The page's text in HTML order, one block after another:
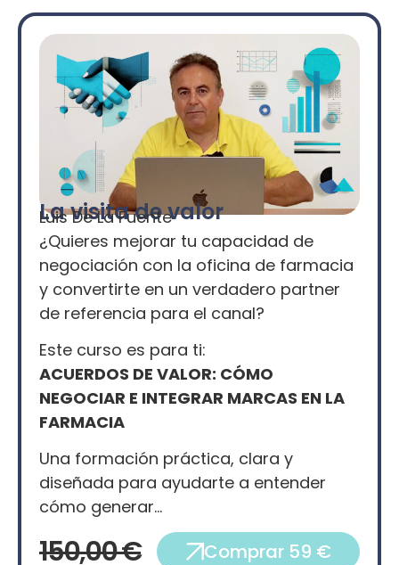
La visita de valor
Luis De La Fuente
¿Quieres mejorar tu capacidad de
negociación con la oficina de farmacia
y convertirte en un verdadero partner
de referencia para el canal?
Este curso es para ti:
ACUERDOS DE VALOR: CÓMO
NEGOCIAR E INTEGRAR MARCAS EN LA
FARMACIA
Una formación práctica, clara y
diseñada para ayudarte a entender
cómo generar…
150,00 € Comprar 59 €